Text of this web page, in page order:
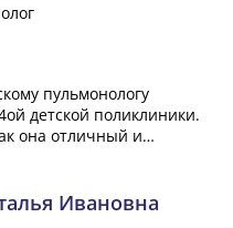
пульмонологу
детской поликлиники.
она отличный и
при этом общите...»
Ивановна